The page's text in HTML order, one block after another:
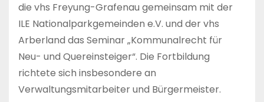
die vhs Freyung-Grafenau gemeinsam mit der
ILE Nationalparkgemeinden e.V. und der vhs
Arberland das Seminar „Kommunalrecht für
Neu- und Quereinsteiger“. Die Fortbildung
richtete sich insbesondere an
Verwaltungsmitarbeiter und Bürgermeister.